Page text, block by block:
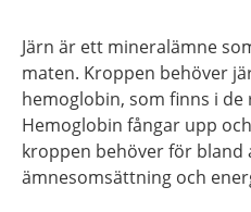
Järn är ett mineralämne
maten. Kroppen behöver
hemoglobin, som finns i
Hemoglobin fångar upp
kroppen behöver för bland
ämnesomsättning och